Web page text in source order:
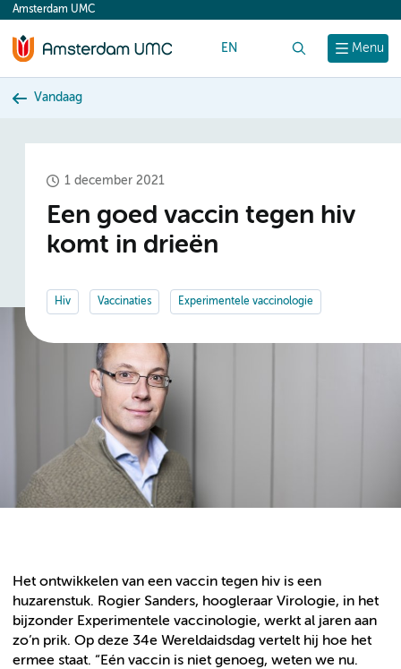
content
Menu
Amsterdam UMC
EN
Vandaag
1 december 2021
Een goed vaccin tegen hiv
komt in drieën
Hiv Vaccinaties Experimentele vaccinologie
Het ontwikkelen van een vaccin tegen hiv is een
huzarenstuk. Rogier Sanders, hoogleraar Virologie, in het
bijzonder Experimentele vaccinologie, werkt al jaren aan
zo’n prik. Op deze 34e Wereldaidsdag vertelt hij hoe het
ermee staat. “Eén vaccin is niet genoeg, weten we nu.